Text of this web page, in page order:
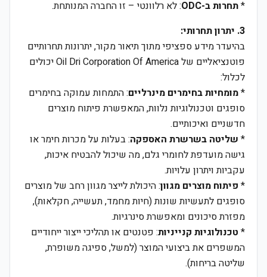
*תחרות ב-ODC
: לא רלוונטי – זו החברה המנותחת.
3. יתרון תחרותי:
בהיעדר מידע ספציפי מתוך תיאור מקור, יתרונות תחרותיים
פוטנציאליים של Oil Dri Corporation Of America יכולים
לכלול:
*מומחיות בחימרים מינרליים: התמחות עמוקה בחימרים
סופגים וטכנולוגיות נלוות, המאפשרת פיתוח מוצרים
חדשניים ואיכותיים.
* שליטה בשרשרת האספקה: בעלות על מכרות חימר או
גישה מועדפת לחומרי גלם, מה שיכול להבטיח איכות,
עקביות ויתרון עלויות.
* פיתוח מוצרים מגוון: היכולת לייצר מגוון רחב של מוצרים
סופגים לתעשיות שונות (חיות מחמד, תעשייה, חקלאות),
מפזרת סיכונים ומאפשרת סינרגיות.
* טכנולוגיות קנייניות: פטנטים או תהליכי ייצור ייחודיים
המשפרים את ביצועי המוצר (למשל, ספיגה משופרת,
שליטה בריחות).